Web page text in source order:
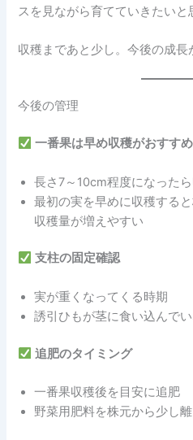
スを見ながら育てていきたいと
収穫まであと少し。今後の成長
今後の管理
一番果は早め収穫がおすすめ
長さ7～10cm程度になった
最初の実を早めに収穫する
収穫量が増えやすい
支柱の固定確認
実が重くなってくる時期
誘引ひもが茎に食い込んで
追肥のタイミング
一番果収穫後を目安に追肥
野菜用肥料を株元から少し